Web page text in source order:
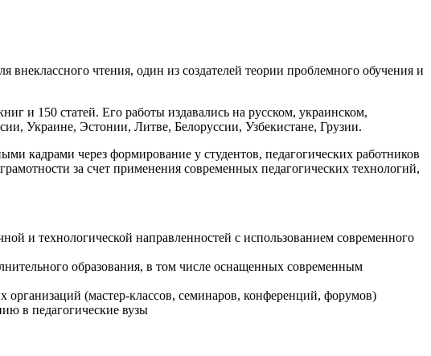
чтения, один из создателей теории проблемного обучения и
и 150 статей. Его работы издавались на русском, украинском,
Украине, Эстонии, Литве, Белоруссии, Узбекистане, Грузии.
кадрами через формирование у студентов, педагогических работников
за счет применения современных педагогических технологий,
и технологической направленностей с использованием современного
образования, в том числе оснащенных современным
организаций (мастер-классов, семинаров, конференций, форумов)
в педагогические вузы